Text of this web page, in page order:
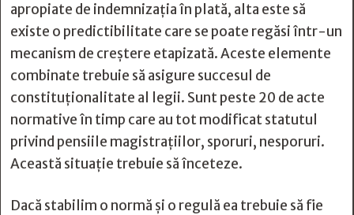
apropiate de indemnizaţia în plată, alta este să
existe o predictibilitate care se poate regăsi într-un
mecanism de creştere etapizată. Aceste elemente
combinate trebuie să asigure succesul de
constituţionalitate al legii. Sunt peste 20 de acte
normative în timp care au tot modificat statutul
privind pensiile magistraţiilor, sporuri, nesporuri.
Această situaţie trebuie să înceteze.
Dacă stabilim o normă şi o regulă ea trebuie să fie